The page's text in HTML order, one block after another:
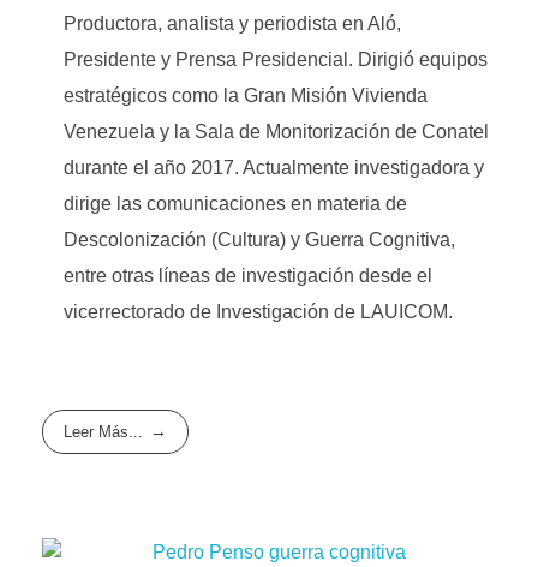
Productora, analista y periodista en Aló,
Presidente y Prensa Presidencial. Dirigió equipos
estratégicos como la Gran Misión Vivienda
Venezuela y la Sala de Monitorización de Conatel
durante el año 2017. Actualmente investigadora y
dirige las comunicaciones en materia de
Descolonización (Cultura) y Guerra Cognitiva,
entre otras líneas de investigación desde el
vicerrectorado de Investigación de LAUICOM.
Leer Más...